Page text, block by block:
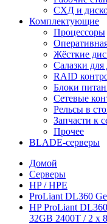
СХД и
Комплектующие
Процессоры
Жёсткие
Салазки для
RAID
Блоки
Сетевые
Рельсы в
Запчасти к
Прочее
BLADE-серверы
Домой
Серверы
HP / HPE
ProLiant DL360
HP ProLiant
32GB 2400T / 2 x